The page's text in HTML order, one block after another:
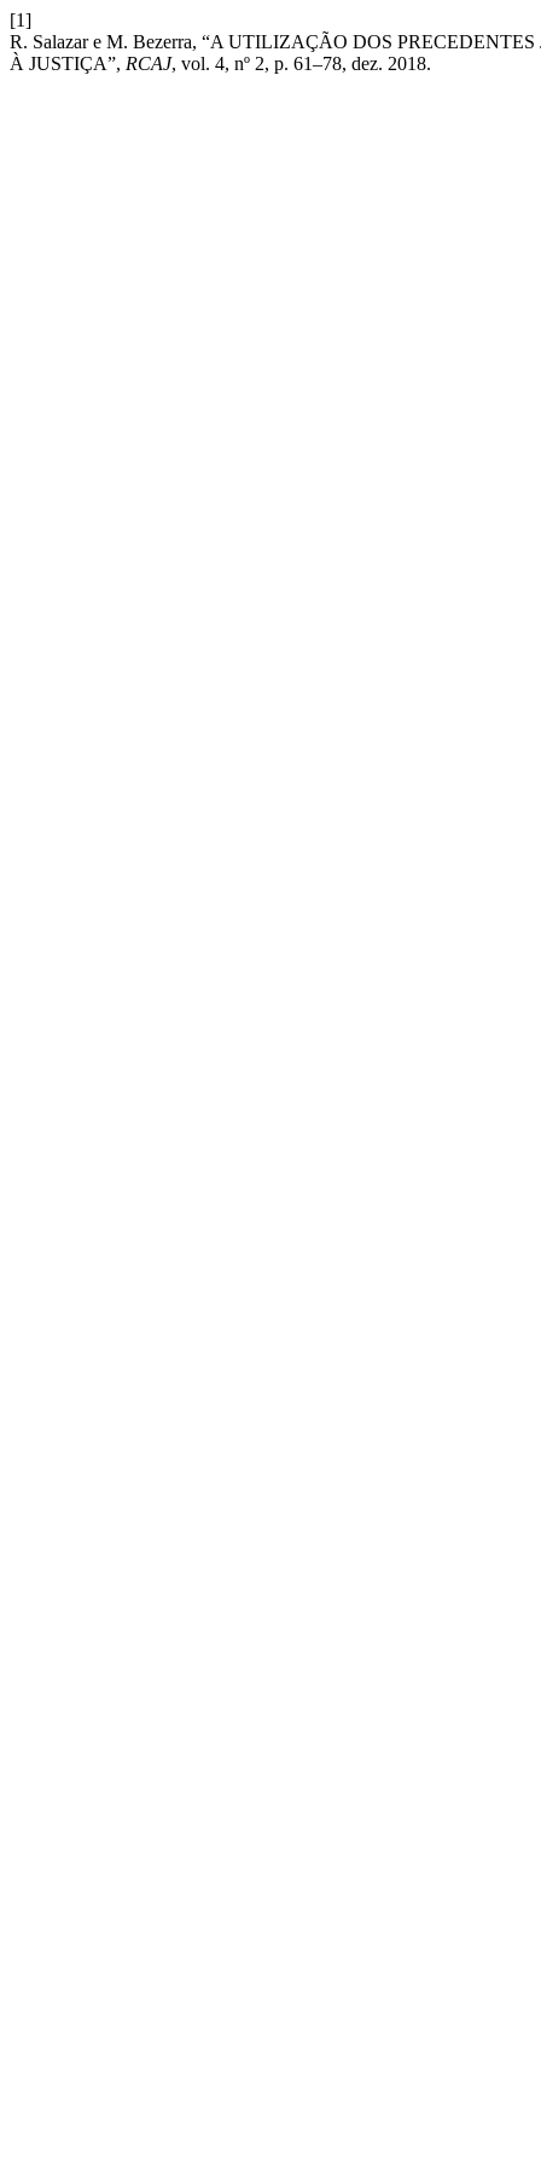
[1]
R. Salazar e M. Bezerra, “A UTILIZAÇÃO DOS
À JUSTIÇA”, RCAJ, vol. 4, nº 2, p. 61–78, dez. 2018.